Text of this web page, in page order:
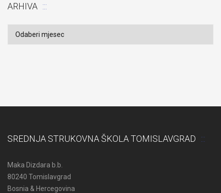
ARHIVA
SREDNJA STRUKOVNA ŠKOLA TOMISLAVGRAD
Maka Dizdara b.b.
80240 Tomislavgrad
Bosnia & Hercegovina